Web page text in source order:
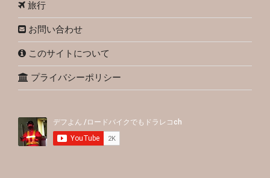
旅行
お問い合わせ
このサイトについて
プライバシーポリシー